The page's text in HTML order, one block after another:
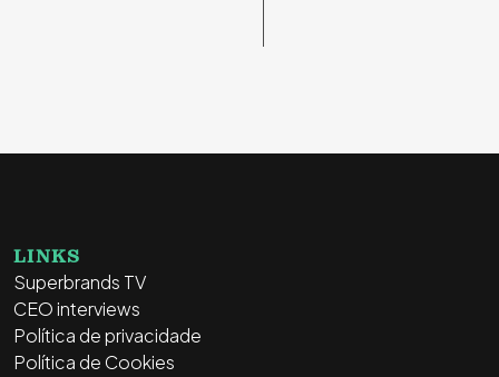
LINKS
Superbrands TV
CEO interviews
Política de privacidade
Política de Cookies